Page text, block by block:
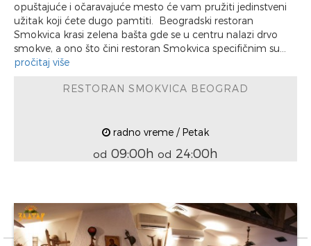
opuštajuće i očaravajuće mesto će vam pružiti jedinstveni
užitak koji ćete dugo pamtiti. Beogradski restoran
Smokvica krasi zelena bašta gde se u centru nalazi drvo
smokve, a ono što čini restoran Smokvica specifičnim su...
pročitaj više
RESTORAN SMOKVICA BEOGRAD
radno vreme / Petak
od 09:00h od 24:00h